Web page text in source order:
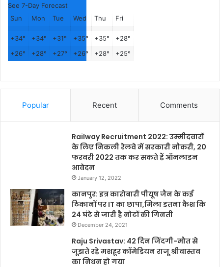
See 7-Day Forecast
Sun
Mon Tue Wed Thu Fri
+34° +34° +31° +35° +35° +28°
+26° +28° +27° +26° +28° +25°
Popular Recent Comments
Railway Recruitment 2022: उम्मीदवारों
के लिए निकली रेलवे में सरकारी नौकरी, 20
फरवरी 2022 तक कर सकते हैं ऑनलाइन
आवेदन
January 12, 2022
कानपुर: इत्र कारोबारी पीयूष जैन के कई
ठिकानों पर IT का छापा,मिला इतना कैश कि
24 घंटे से जारी है नोटों की गिनती
December 24, 2021
Raju Srivastav: 42 दिन जिंदगी-मौत से
जूझते रहे मशहूर कॉमेडियन राजू श्रीवास्तव
का निधन हो गया